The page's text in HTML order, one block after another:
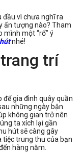
đầu vì chưa nghĩ ra
ấn tượng nào? Tham
mình một “rổ” ý
nhé!
trí
gia đình quây quần
những ngày bận
không gian trở nên
ta xích lại gần
hút sẽ càng gây
trung thu của bạn
hàng năm.